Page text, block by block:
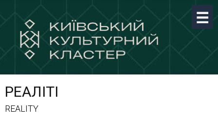
РЕАЛІТІ
REALITY